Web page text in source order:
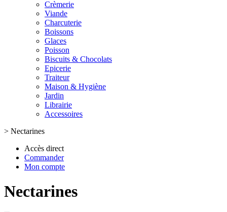
Crèmerie
Viande
Charcuterie
Boissons
Glaces
Poisson
Biscuits & Chocolats
Epicerie
Traiteur
Maison & Hygiène
Jardin
Librairie
Accessoires
> Nectarines
Accès direct
Commander
Mon compte
Nectarines